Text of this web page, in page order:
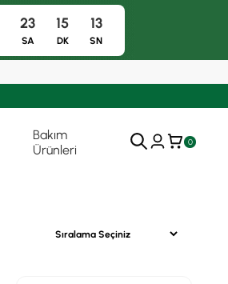
23
SA
15
DK
11
SN
Bakım
Ürünleri
0